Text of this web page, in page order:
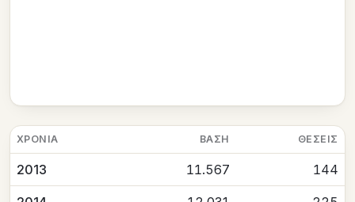
ΧΡΟΝΙΆ ΒΆΣΗ ΘΈΣΕΙΣ
2013 11.567 144